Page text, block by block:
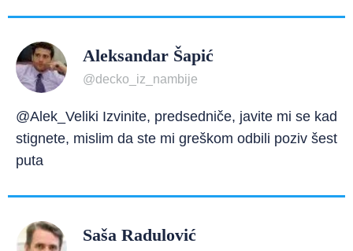
Aleksandar Šapić
@decko_iz_nambije
@Alek_Veliki Izvinite, predsedniče, javite mi se kad
stignete, mislim da ste mi greškom odbili poziv šest
puta
Saša Radulović